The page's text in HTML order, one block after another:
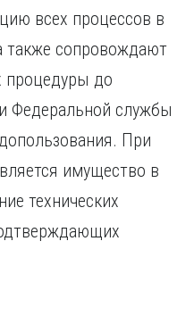
всех процессов в
также сопровождают
процедуры до
Федеральной службы
При
имущество в
технических